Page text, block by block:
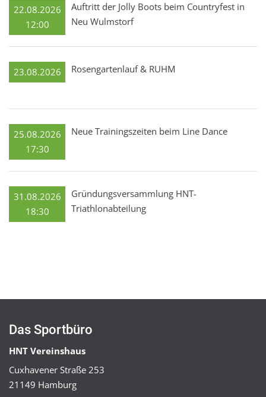
22.08.2026
12:00
Auftritt der Jolly Boots beim Countryfest in
Neu Wulmstorf
23.08.2026 Rosengartenlauf & RUHM
25.08.2026
17:30
Neue Trainingszeiten beim Line Dance
31.08.2026
18:30
Gründungsversammlung HNT-
Triathlonabteilung
Das Sportbüro
HNT Vereinshaus
Cuxhavener Straße 253
21149 Hamburg